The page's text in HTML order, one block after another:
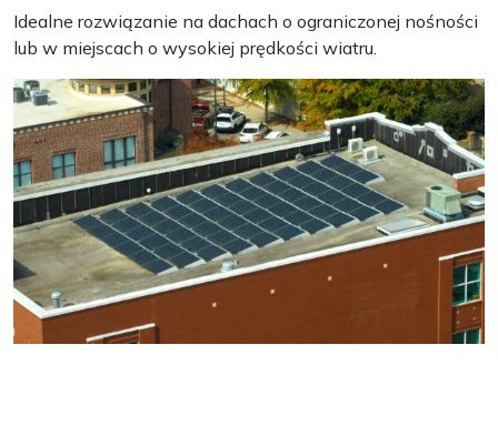
Idealne rozwiązanie na dachach o ograniczonej nośności
lub w miejscach o wysokiej prędkości wiatru.